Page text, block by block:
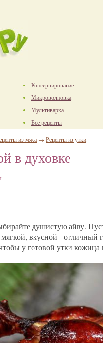
Консервирование
Микроволновка
Мультиварка
Все рецепты
из мяса → Рецепты из утки
в духовке
душистую айву.
мягкой, вкусной - отличный
у готовой утки кожица